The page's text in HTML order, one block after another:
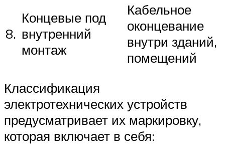
8.
Концевые под
внутренний
монтаж
Кабельное
оконцевание
внутри зданий,
помещений
Классификация
электротехнических устройств
предусматривает их маркировку,
которая включает в себя: